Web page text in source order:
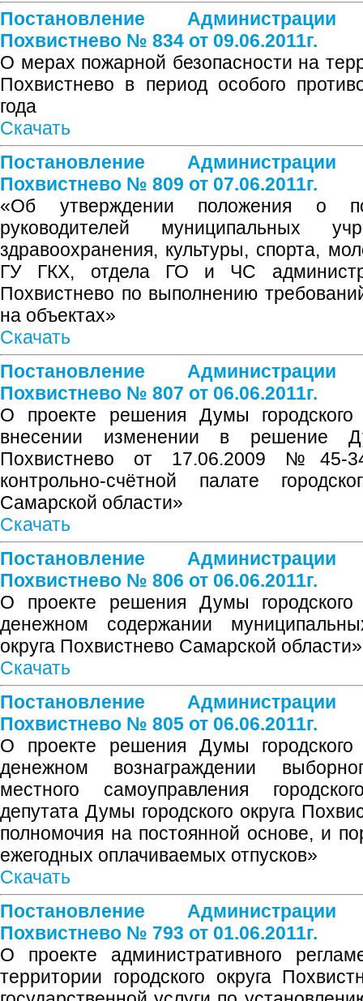
Постановление
Похвистнево № 834 от 09.06.2011г.
О мерах пожарной безопасности на
Похвистнево в период особого
года
Скачать
Постановление
Похвистнево № 809 от 07.06.2011г.
«Об утверждении положения о
руководителей муниципальных
здравоохранения, культуры, спорта,
ГУ ГКХ, отдела ГО и ЧС
Похвистнево по выполнению
на объектах»
Скачать
Постановление
Похвистнево № 807 от 06.06.2011г.
О проекте решения Думы городского
внесении изменении в решение
Похвистнево от 17.06.2009
контрольно-счётной палате
Самарской области»
Скачать
Постановление
Похвистнево № 806 от 06.06.2011г.
О проекте решения Думы городского
денежном содержании
округа Похвистнево Самарской области»
Скачать
Постановление
Похвистнево № 805 от 06.06.2011г.
О проекте решения Думы городского
денежном вознаграждении
местного самоуправления
депутата Думы городского округа
полномочия на постоянной основе, и
ежегодных оплачиваемых отпусков»
Скачать
Постановление
Похвистнево № 793 от 01.06.2011г.
О проекте административного
территории городского округа